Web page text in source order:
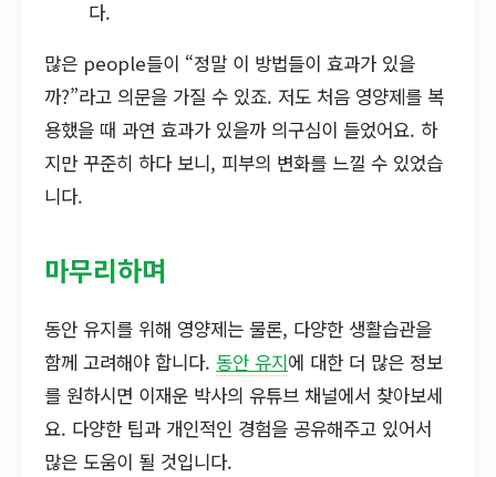
다.
많은 people들이 “정말 이 방법들이 효과가 있을
까?”라고 의문을 가질 수 있죠. 저도 처음 영양제를 복
용했을 때 과연 효과가 있을까 의구심이 들었어요. 하
지만 꾸준히 하다 보니, 피부의 변화를 느낄 수 있었습
니다.
마무리하며
동안 유지를 위해 영양제는 물론, 다양한 생활습관을
함께 고려해야 합니다. 동안 유지에 대한 더 많은 정보
를 원하시면 이재운 박사의 유튜브 채널에서 찾아보세
요. 다양한 팁과 개인적인 경험을 공유해주고 있어서
많은 도움이 될 것입니다.